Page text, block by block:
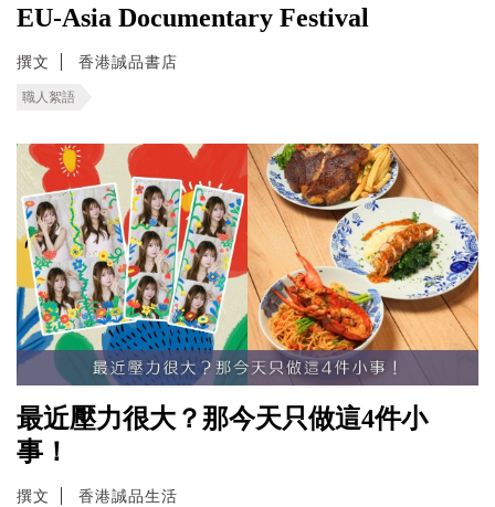
EU-Asia Documentary Festival
撰文 香港誠品書店
職人絮語
最近壓力很大？那今天只做這4件小
事！
撰文 香港誠品生活